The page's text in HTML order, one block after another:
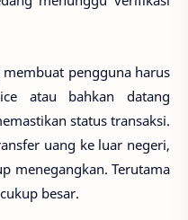
pengguna harus
atau bahkan datang
status transaksi.
uang ke luar negeri,
menegangkan. Terutama
besar.